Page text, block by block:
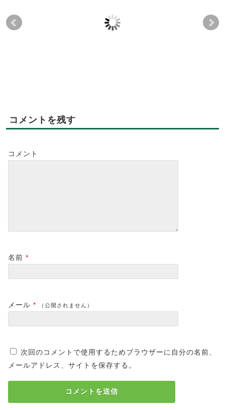
11月21日『未病を改善
🌿🌲『酉の市』🍀🌿
コメントを残す
コメント
名前 *
メール * （公開されません）
次回のコメントで使用するためブラウザーに自分の名前、
メールアドレス、サイトを保存する。